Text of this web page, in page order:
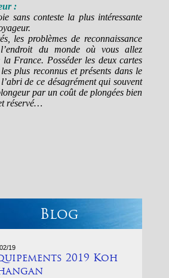
:
sans conteste la plus intéressante
les problèmes de reconnaissance
du monde où vous allez
France. Posséder les deux cartes
plus reconnus et présents dans le
de ce désagrément qui souvent
par un coût de plongées bien
réservé…
Blog
19
2019 Koh